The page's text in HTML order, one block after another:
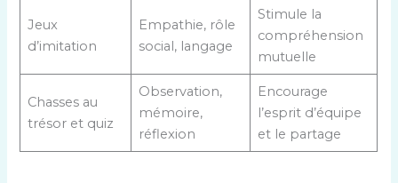
Jeux
d’imitation
Empathie, rôle
social, langage
Stimule la
compréhension
mutuelle
Chasses au
trésor et quiz
Observation,
mémoire,
réflexion
Encourage
l’esprit d’équipe
et le partage